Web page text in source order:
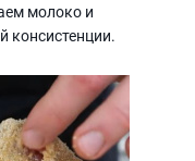
молоко и
консистенции.